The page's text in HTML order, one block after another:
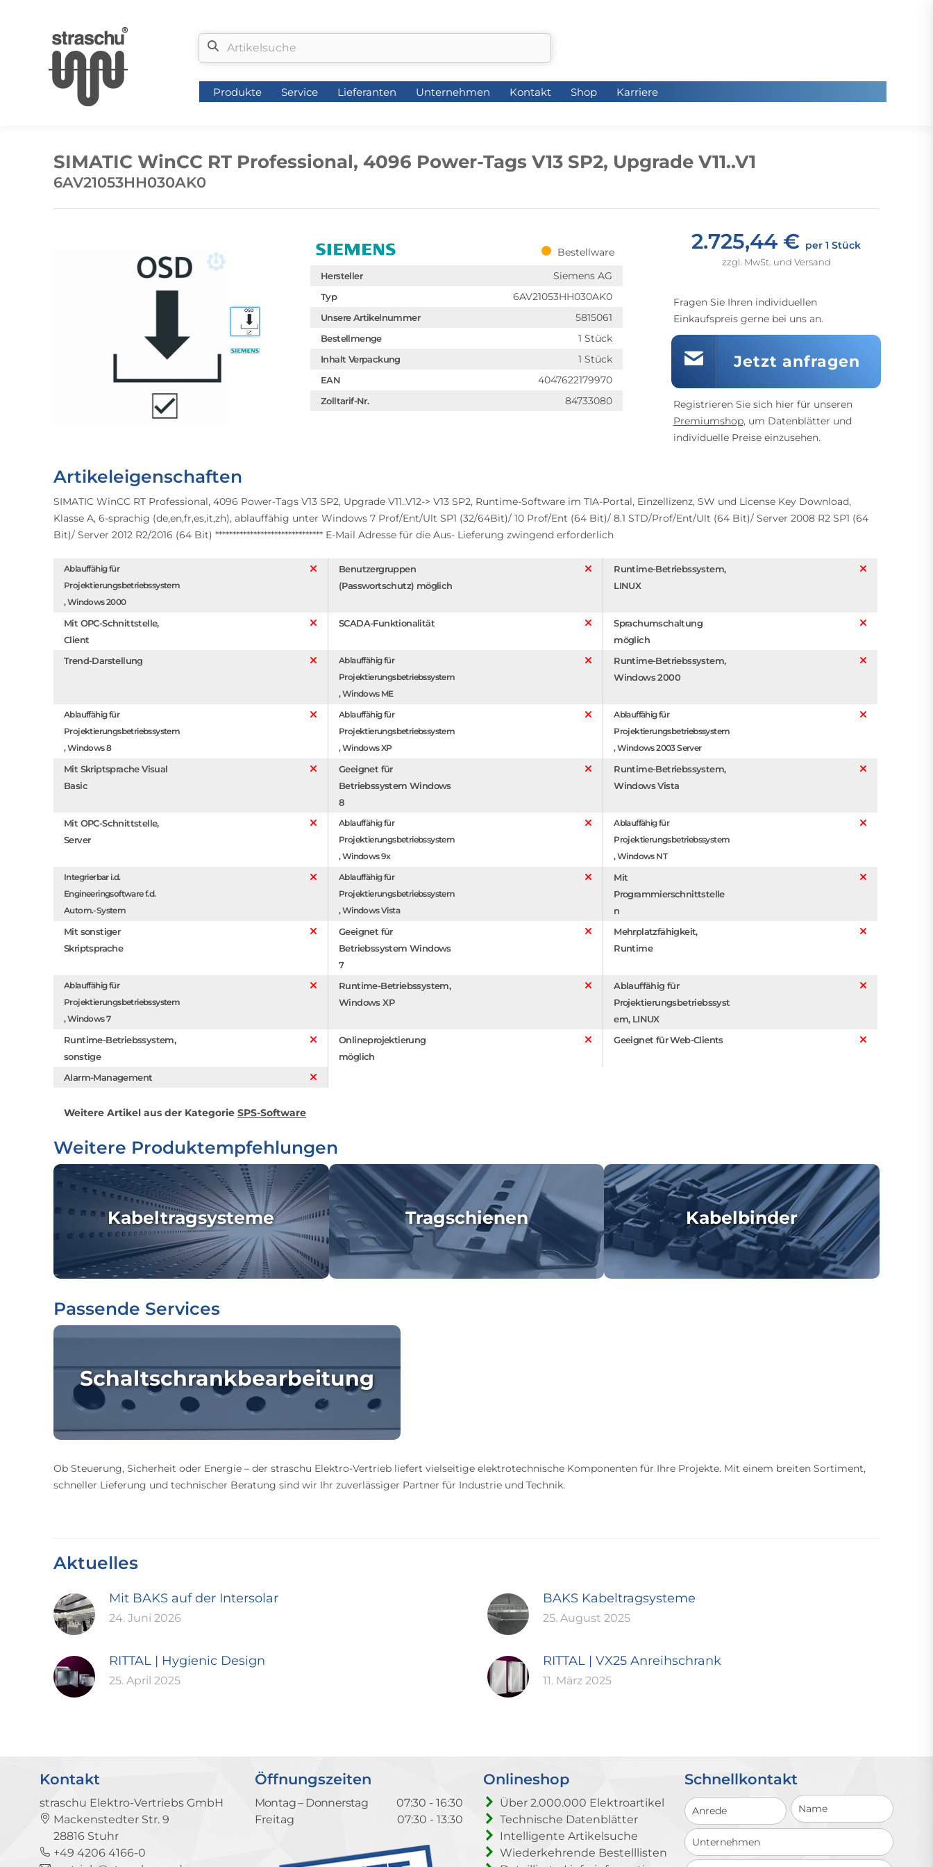
Produkte Service Lieferanten Unternehmen Kontakt Shop Karriere
SIMATIC WinCC RT Professional, 4096 Power-Tags V13 SP2, Upgrade V11..V1
6AV21053HH030AK0
Bestellware
Hersteller Siemens AG
Typ 6AV21053HH030AK0
Unsere Artikelnummer 5815061
Bestellmenge 1 Stück
Inhalt Verpackung 1 Stück
EAN 4047622179970
Zolltarif-Nr. 84733080
2.725,44 € per 1 Stück
zzgl. MwSt. und Versand
Fragen Sie Ihren individuellen
Einkaufspreis gerne bei uns an.
Jetzt anfragen
Registrieren Sie sich hier für unseren
Premiumshop, um Datenblätter und
individuelle Preise einzusehen.
Artikeleigenschaften
SIMATIC WinCC RT Professional, 4096 Power-Tags V13 SP2, Upgrade V11..V12-> V13 SP2, Runtime-Software im TIA-Portal, Einzellizenz, SW und License Key Download,
Klasse A, 6-sprachig (de,en,fr,es,it,zh), ablauffähig unter Windows 7 Prof/Ent/Ult SP1 (32/64Bit)/ 10 Prof/Ent (64 Bit)/ 8.1 STD/Prof/Ent/Ult (64 Bit)/ Server 2008 R2 SP1 (64
Bit)/ Server 2012 R2/2016 (64 Bit) ******************************* E-Mail Adresse für die Aus- Lieferung zwingend erforderlich
Ablauffähig für
Projektierungsbetriebssystem
, Windows 2000
Benutzergruppen
(Passwortschutz) möglich
Runtime-Betriebssystem,
LINUX
Mit OPC-Schnittstelle,
Client
SCADA-Funktionalität
Sprachumschaltung
möglich
Trend-Darstellung
Ablauffähig für
Projektierungsbetriebssystem
, Windows ME
Runtime-Betriebssystem,
Windows 2000
Ablauffähig für
Projektierungsbetriebssystem
, Windows 8
Ablauffähig für
Projektierungsbetriebssystem
, Windows XP
Ablauffähig für
Projektierungsbetriebssystem
, Windows 2003 Server
Mit Skriptsprache Visual
Basic
Geeignet für
Betriebssystem Windows
8
Runtime-Betriebssystem,
Windows Vista
Mit OPC-Schnittstelle,
Server
Ablauffähig für
Projektierungsbetriebssystem
, Windows 9x
Ablauffähig für
Projektierungsbetriebssystem
, Windows NT
Integrierbar i.d.
Engineeringsoftware f.d.
Autom.-System
Ablauffähig für
Projektierungsbetriebssystem
, Windows Vista
Mit
Programmierschnittstelle
n
Mit sonstiger
Skriptsprache
Geeignet für
Betriebssystem Windows
7
Mehrplatzfähigkeit,
Runtime
Ablauffähig für
Projektierungsbetriebssystem
, Windows 7
Runtime-Betriebssystem,
Windows XP
Ablauffähig für
Projektierungsbetriebssyst
em, LINUX
Runtime-Betriebssystem,
sonstige
Onlineprojektierung
möglich
Geeignet für Web-Clients
Alarm-Management
Weitere Artikel aus der Kategorie SPS-Software
Weitere Produktempfehlungen
Kabeltragsysteme Tragschienen Kabelbinder
Passende Services
Schaltschrankbearbeitung
Ob Steuerung, Sicherheit oder Energie – der straschu Elektro-Vertrieb liefert vielseitige elektrotechnische Komponenten für Ihre Projekte. Mit einem breiten Sortiment,
schneller Lieferung und technischer Beratung sind wir Ihr zuverlässiger Partner für Industrie und Technik.
Aktuelles
Mit BAKS auf der Intersolar
24. Juni 2026
BAKS Kabeltragsysteme
25. August 2025
RITTAL | Hygienic Design
25. April 2025
RITTAL | VX25 Anreihschrank
11. März 2025
Kontakt
straschu Elektro-Vertriebs GmbH
Mackenstedter Str. 9
28816 Stuhr
+49 4206 4166-0
Öffnungszeiten
Montag – Donnerstag
07:30 - 16:30
Freitag
07:30 - 13:30
Onlineshop
Über 2.000.000 Elektroartikel
Technische Datenblätter
Intelligente Artikelsuche
Wiederkehrende Bestelllisten
Schnellkontakt
Schnellkontakt
Produkte Service Lieferanten Unternehmen Kontakt